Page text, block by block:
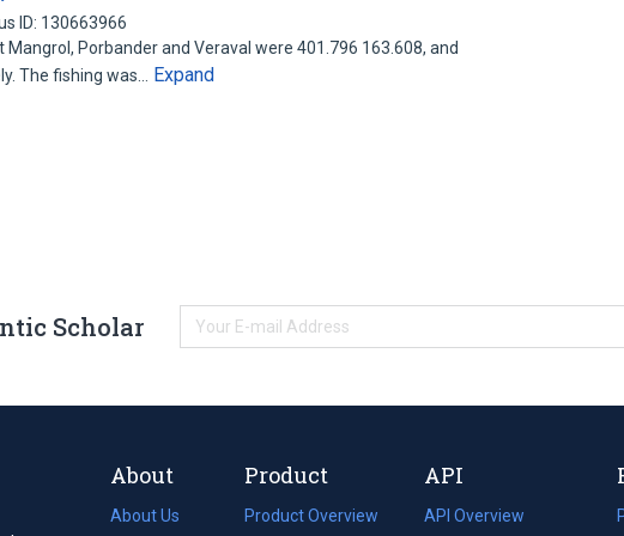
ID: 130663966
Porbander and Veraval were 401.796 163.608, and
The fishing was…
Expand
Scholar
About
About Us
Product
Product Overview
API
API Overview